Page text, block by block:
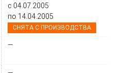
с 04.07.2005
по 14.04.2005
СНЯТА C ПРОИЗВОДСТВА
—